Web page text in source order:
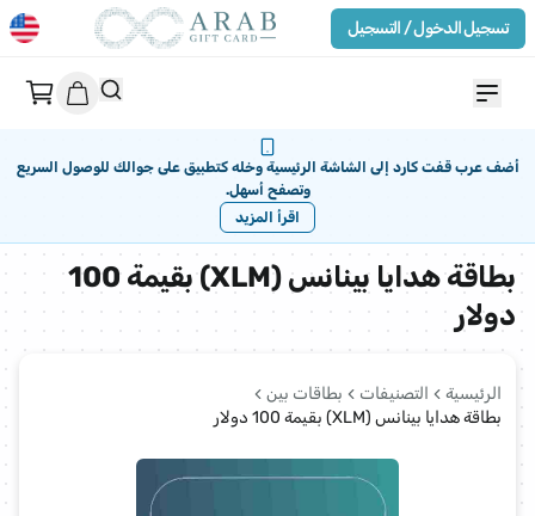
تسجيل الدخول / التسجيل
أضف عرب قفت كارد إلى الشاشة الرئيسية وخله كتطبيق على جوالك للوصول السريع
وتصفح أسهل.
اقرأ المزيد
بطاقة هدايا بينانس (XLM) بقيمة 100
دولار
الرئيسية التصنيفات
بطاقات بين
بطاقة هدايا بينانس (XLM) بقيمة 100 دولار